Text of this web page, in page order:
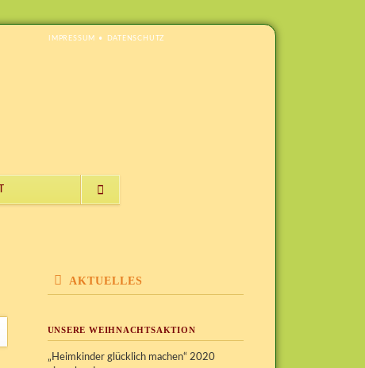
NAVIGATION
IMPRESSUM DATENSCHUTZ
ÜBERSPRINGEN
AKTUELLES
UNSERE WEIHNACHTSAKTION
„Heimkinder glücklich machen“ 2020